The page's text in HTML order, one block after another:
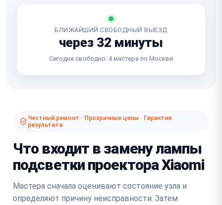
БЛИЖАЙШИЙ СВОБОДНЫЙ ВЫЕЗД
через 32 минуты
Сегодня свободно: 4 мастера по Москве
Честный ремонт · Прозрачные цены · Гарантия
результата
Что входит в замену лампы
подсветки проектора Xiaomi
Мастера сначала оценивают состояние узла и
определяют причину неисправности. Затем